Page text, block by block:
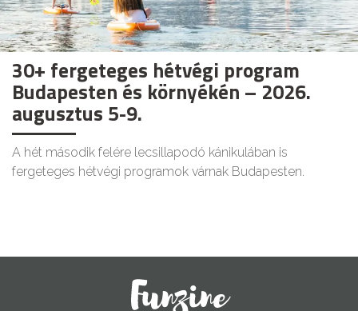
30+ fergeteges hétvégi program
Budapesten és környékén – 2026.
augusztus 5-9.
A hét második felére lecsillapodó kánikulában is
fergeteges hétvégi programok várnak Budapesten.